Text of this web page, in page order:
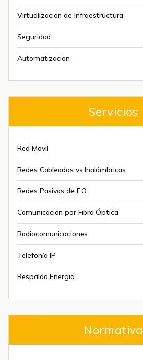
Virtualización de Infraestructura
Seguridad
Automatización
Servicios
Red Móvil
Redes Cableadas vs Inalámbricas
Redes Pasivas de F.O
Comunicación por Fibra Óptica
Radiocomunicaciones
Telefonía IP
Respaldo Energia
Normativa